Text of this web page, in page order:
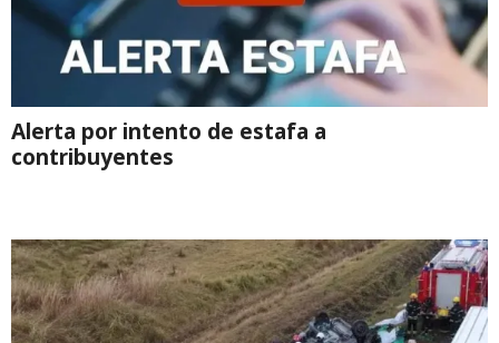
Alerta por intento de estafa a
contribuyentes